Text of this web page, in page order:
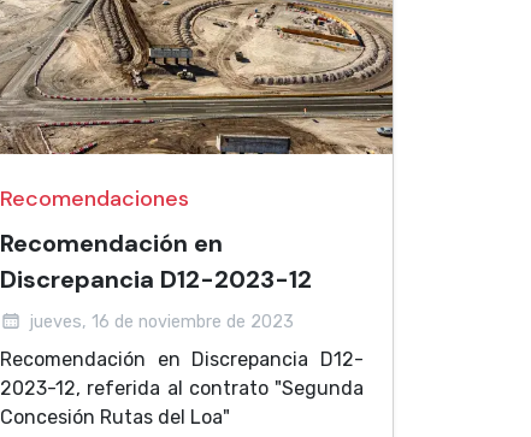
Recomendaciones
Recomendación en
Discrepancia D12-2023-12
jueves, 16 de noviembre de 2023
Recomendación en Discrepancia D12-
2023-12, referida al contrato "Segunda
Concesión Rutas del Loa"